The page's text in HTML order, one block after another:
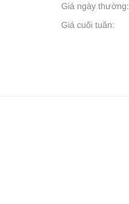
Giá ngày thường:
Giá cuối tuần: